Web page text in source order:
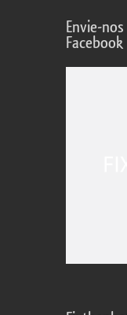
Envie-
Facebook